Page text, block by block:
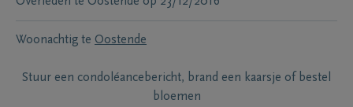
Woonachtig te Oostende
Stuur een condoléancebericht, brand een kaarsje of bestel
bloemen